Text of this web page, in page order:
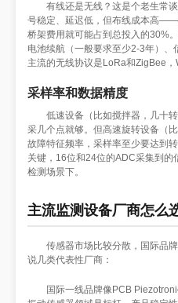
有线还是无线？这是个老生常
号稳定、延迟低，但布线成本高
桥架费用就可能占到总投入的30%
电池续航（一般要求至少2-3年）
主流的无线协议是LoRa和ZigBee，
采样率和数据精度
低速设备（比如搅拌器，几十
采几个点就够。但高速旋转设备（
故障特征频率，采样率至少要达到
关键，16位和24位的ADC采集到的
检测场景下。
主流监测设备厂商怎么
传感器市场比较分散，国际品
说几类代表性厂商：
国际一线品牌像PCB